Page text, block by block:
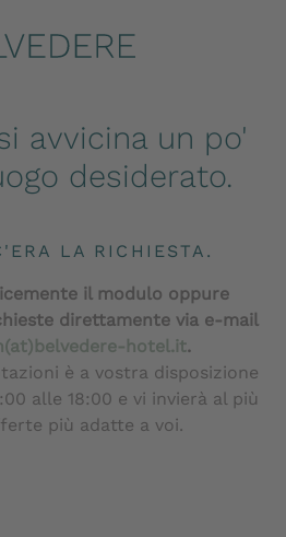
avvicina un po'
desiderato.
LA RICHIESTA.
il modulo oppure
direttamente via e-mail
hotel.it.
è a vostra disposizione
alle 18:00 e vi invierà al più
più adatte a voi.